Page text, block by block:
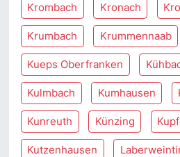
Krombach Kronach
Krumbach Krummennaab
Kueps Oberfranken
Kulmbach Kumhausen
Kunreuth Künzing
Kutzenhausen